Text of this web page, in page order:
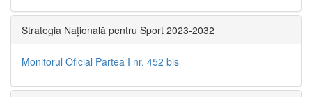
Strategia Națională pentru Sport 2023-2032
Monitorul Oficial Partea I nr. 452 bis